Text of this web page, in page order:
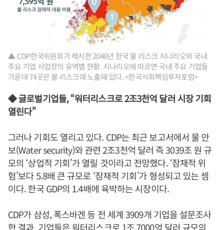
▲ CDP한국위원회가 제시한 2040년 한국 물 리스크 시나리오와 국내
주요 기업 사업장의 유역별 현황. 시나리오에 따르면 국내 주요 기업들
가운데 74곳은 물 리스크에 노출돼 있다. <한국사회책임투자포럼>
◆ 글로벌기업들, “워터리스크로 2조3천억 달러 시장 기회
열린다”
그러나 기회도 열리고 있다. CDP는 최근 보고서에서 물 안
보(Water security)와 관련 2조3천억 달러 즉 3039조 원 규
모의 ‘상업적 기회’가 열릴 것이라고 전망했다. ‘잠재적 위
험’보다 5.8배 큰 규모로 ‘잠재적 기회’가 형성되고 있는 셈
이다.한국 GDP의 1.4배에 육박하는 시장이다.
CDP가 삼성, 폭스바겐 등 전 세계 3909개 기업을 설문조사
한 결과, 기업들은 워터리스크로 1조 7000억 달러 규모의